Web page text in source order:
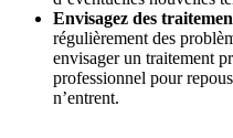
Envisagez des
régulièrement des
envisager un traitement
professionnel pour
n’entrent.